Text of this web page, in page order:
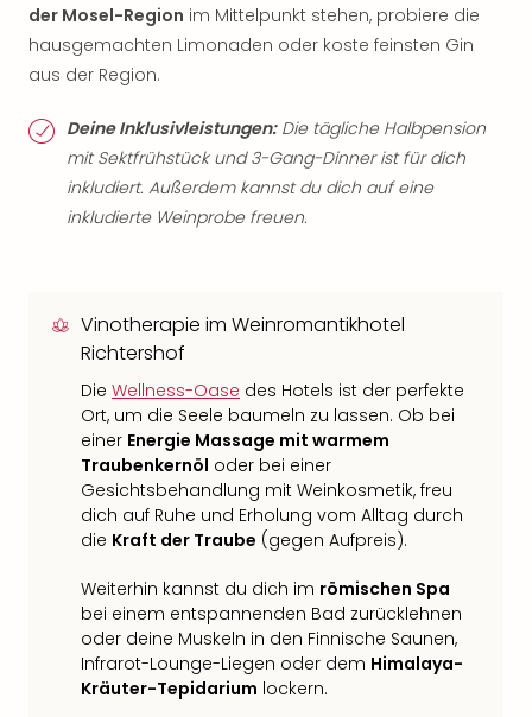
der Mosel-Region im Mittelpunkt stehen, probiere die
hausgemachten Limonaden oder koste feinsten Gin
aus der Region.
Deine Inklusivleistungen:Die tägliche Halbpension
mit Sektfrühstück und 3-Gang-Dinner ist für dich
inkludiert. Außerdem kannst du dich auf eine
inkludierte Weinprobe freuen.
Vinotherapie im Weinromantikhotel
Richtershof
Die Wellness-Oase des Hotels ist der perfekte
Ort, um die Seele baumeln zu lassen. Ob bei
einer Energie Massage mit warmem
Traubenkernöl oder bei einer
Gesichtsbehandlung mit Weinkosmetik, freu
dich auf Ruhe und Erholung vom Alltag durch
die Kraft der Traube (gegen Aufpreis).
Weiterhin kannst du dich im römischen Spa
bei einem entspannenden Bad zurücklehnen
oder deine Muskeln in den Finnische Saunen,
Infrarot-Lounge-Liegen oder dem Himalaya-
Kräuter-Tepidarium lockern.